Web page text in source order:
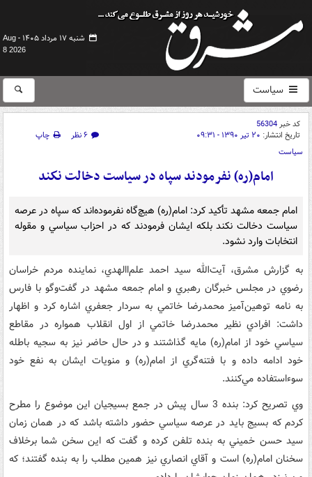
شنبه ۱۷ مرداد ۱۴۰۵ -
Aug
8 2026
سیاست
کد خبر56304
تاریخ انتشار: ۲۰ تیر ۱۳۹۰ - ۰۹:۳۱ ۶ نظر
چاپ
سیاست
امام(ره) نفرمودند سپاه در سياست دخالت نكند
امام جمعه مشهد تأكيد كرد: امام(ره) هيچ‌گاه نفرموده‌اند كه سپاه در عرصه
سياست دخالت نكند بلكه ايشان فرمودند كه در احزاب سياسي و مقوله
انتخابات وارد نشود.
به گزارش مشرق، آيت‌الله سيد احمد علم‌االهدي، نماينده مردم خراسان
رضوي در مجلس خبرگان رهبري و امام جمعه مشهد در گفت‌وگو با فارس
به نامه توهين‌آميز محمدرضا خاتمي به سردار جعفري اشاره كرد و اظهار
داشت: افرادي نظير محمدرضا خاتمي از اول انقلاب همواره در مقاطع
سياسي خود از امام(ره) مايه گذاشتند و در حال حاضر نيز به سجيه باطله
خود ادامه داده و با فتنه‌گري از امام(ره) و منويات ايشان به نفع خود
سوء‌استفاده مي‌كنند.
وي تصريح كرد: بنده 3 سال پيش در جمع بسيجيان اين موضوع را مطرح
كردم كه بسيج بايد در عرصه سياسي حضور داشته باشد كه در همان زمان
سيد حسن خميني به بنده تلفن كرده و گفت كه اين سخن شما برخلاف
سخنان امام(ره) است و آقاي انصاري نيز همين مطلب را به بنده گفتند؛ كه